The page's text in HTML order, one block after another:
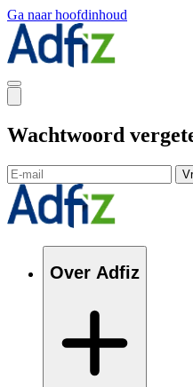
Ga naar hoofdinhoud
Wachtwoord
Over Adfiz